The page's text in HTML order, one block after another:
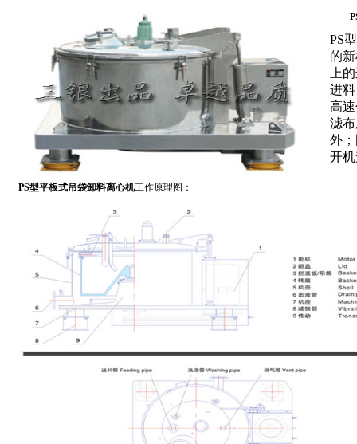
PS
的
上
进
高
滤
外
开
PS型平板式吊袋卸料离心机工作原理图：